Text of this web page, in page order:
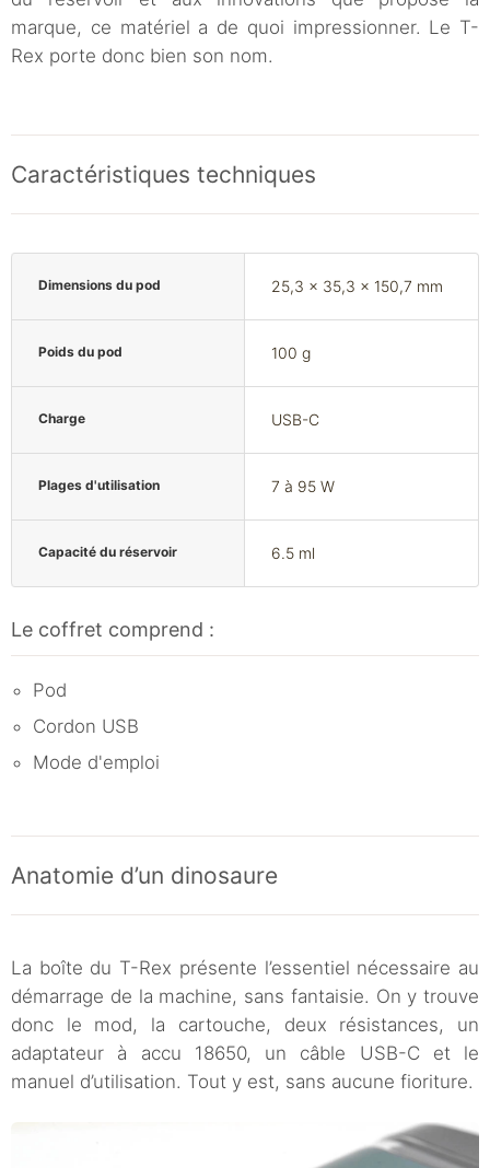
marque, ce matériel a de quoi impressionner. Le T-
Rex porte donc bien son nom.
Caractéristiques techniques
Dimensions du pod 25,3 x 35,3 x 150,7 mm
Poids du pod 100 g
Charge USB-C
Plages d'utilisation 7 à 95 W
Capacité du réservoir 6.5 ml
Le coffret comprend :
Pod
Cordon USB
Mode d'emploi
Anatomie d’un dinosaure
La boîte du T-Rex présente l’essentiel nécessaire au
démarrage de la machine, sans fantaisie. On y trouve
donc le mod, la cartouche, deux résistances, un
adaptateur à accu 18650, un câble USB-C et le
manuel d’utilisation. Tout y est, sans aucune fioriture.